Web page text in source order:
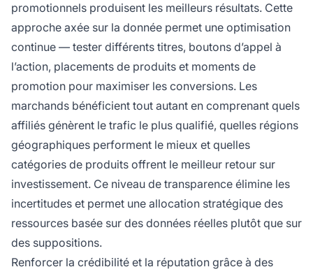
promotionnels produisent les meilleurs résultats. Cette
approche axée sur la donnée permet une optimisation
continue — tester différents titres, boutons d’appel à
l’action, placements de produits et moments de
promotion pour maximiser les conversions. Les
marchands bénéficient tout autant en comprenant quels
affiliés génèrent le trafic le plus qualifié, quelles régions
géographiques performent le mieux et quelles
catégories de produits offrent le meilleur retour sur
investissement. Ce niveau de transparence élimine les
incertitudes et permet une allocation stratégique des
ressources basée sur des données réelles plutôt que sur
des suppositions.
Renforcer la crédibilité et la réputation grâce à des